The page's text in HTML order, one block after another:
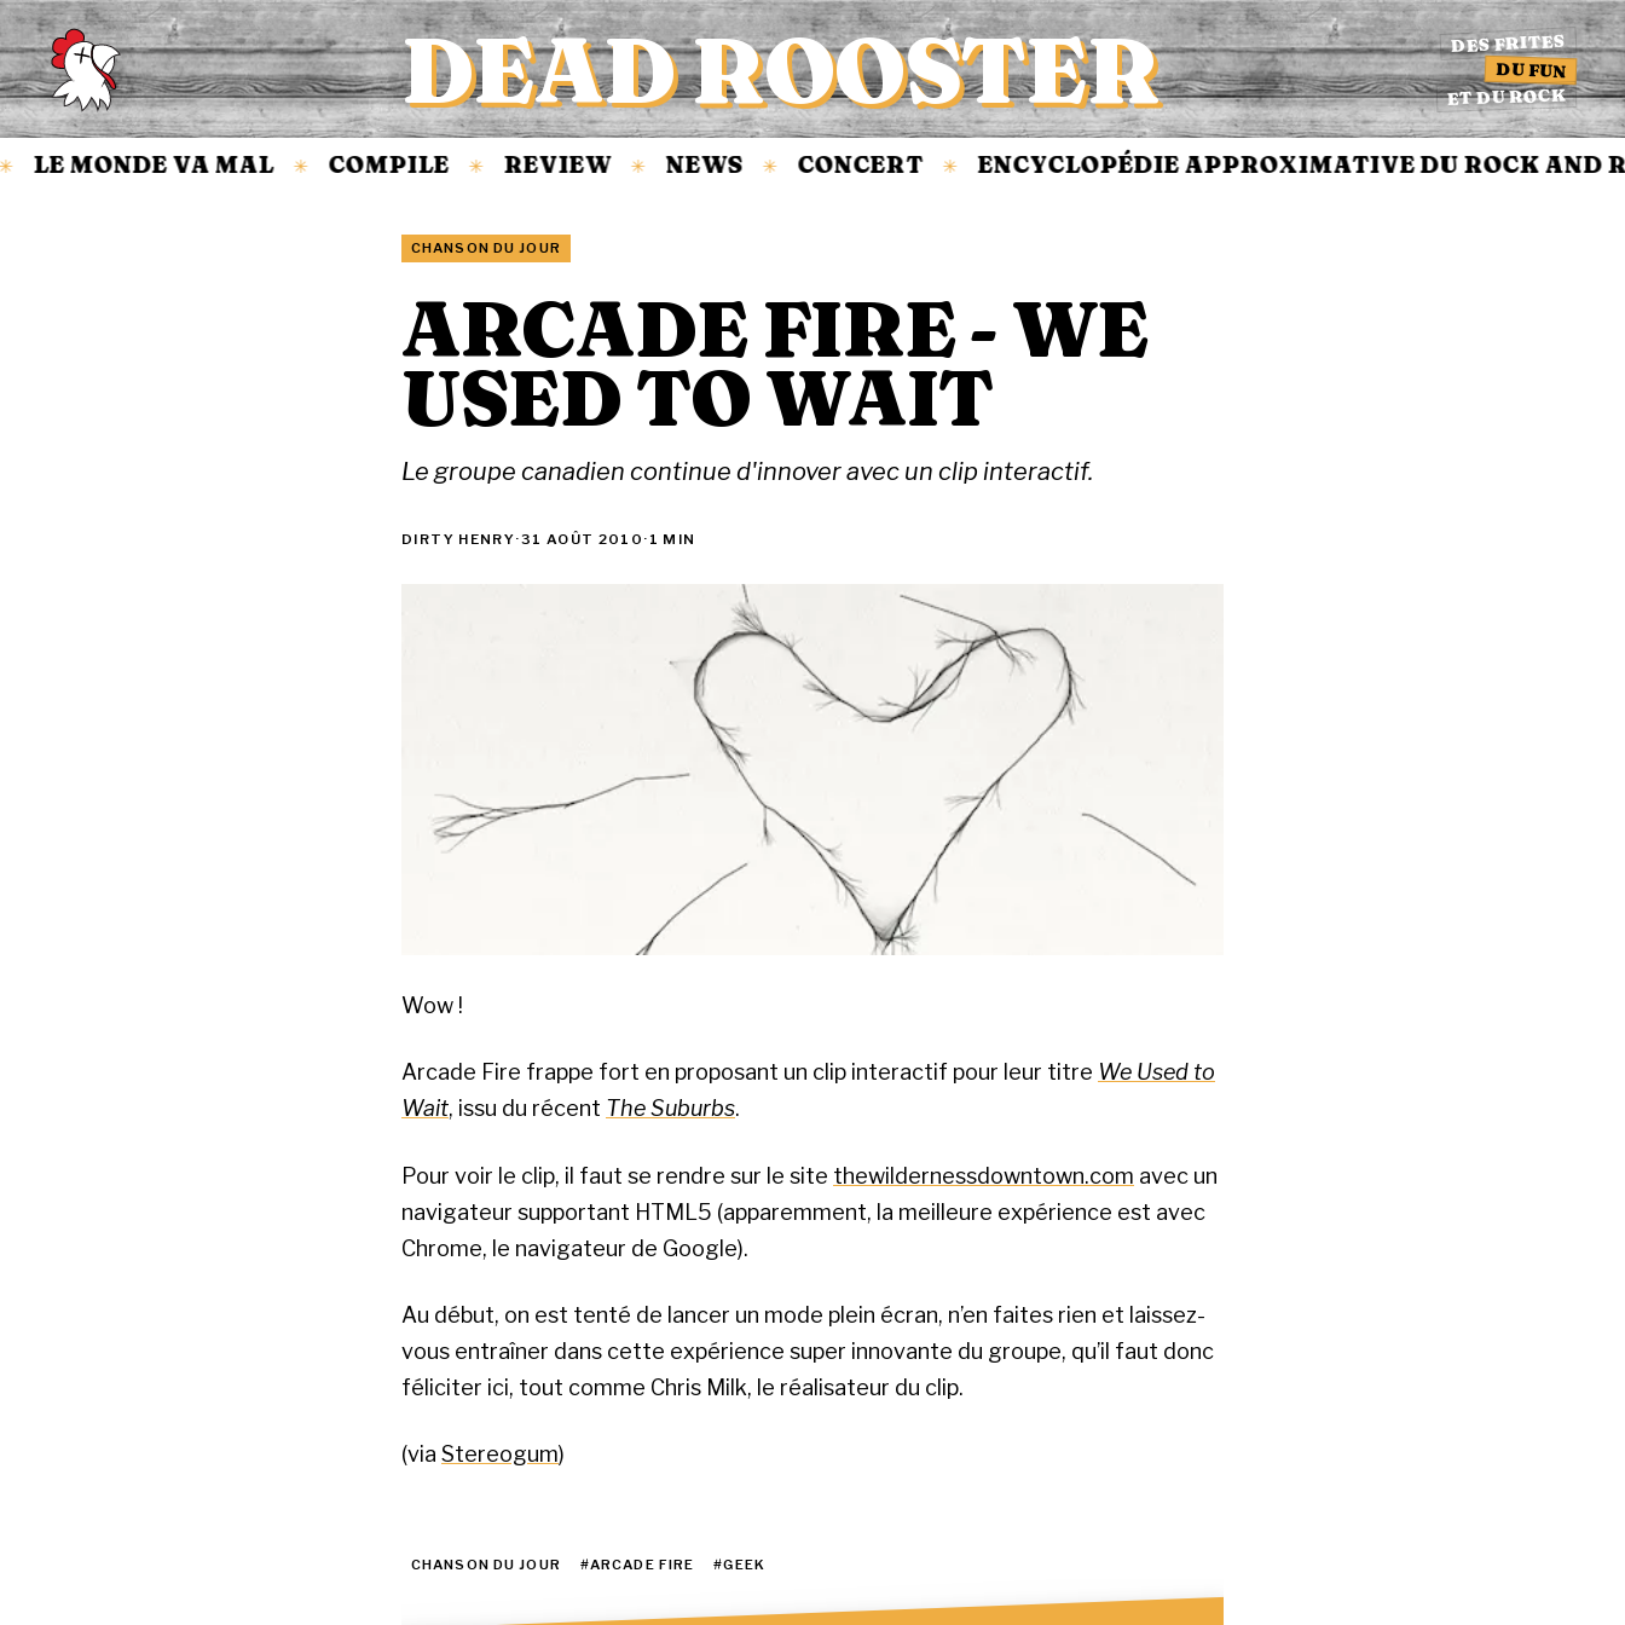
Accueil DEAD ROOSTER DES FRITES
DU FUN
ET DU ROCK
LE MONDE VA MAL ✳ COMPILE ✳ REVIEW ✳ NEWS ✳ CONCERT ✳ ENCYCLOPÉDIE APPROXIMATIVE DU ROCK AND
CHANSON DU JOUR
ARCADE FIRE - WE
USED TO WAIT
Le groupe canadien continue d'innover avec un clip interactif.
DIRTY HENRY·31 AOÛT 2010 · 1 MIN
Wow !
Arcade Fire frappe fort en proposant un clip interactif pour leur titre We Used to
Wait, issu du récent The Suburbs.
Pour voir le clip, il faut se rendre sur le site thewildernessdowntown.com avec un
navigateur supportant HTML5 (apparemment, la meilleure expérience est avec
Chrome, le navigateur de Google).
Au début, on est tenté de lancer un mode plein écran, n’en faites rien et laissez-
vous entraîner dans cette expérience super innovante du groupe, qu’il faut donc
féliciter ici, tout comme Chris Milk, le réalisateur du clip.
(via Stereogum)
CHANSON DU JOUR #ARCADE FIRE #GEEK